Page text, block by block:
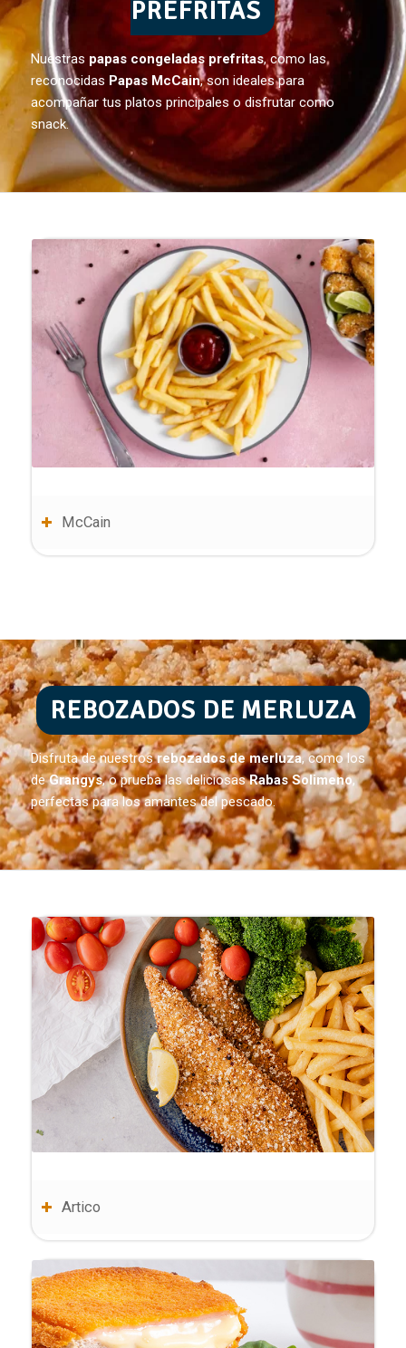
PREFRITAS
Nuestras papas congeladas prefritas, como las
reconocidas Papas McCain, son ideales para
acompañar tus platos principales o disfrutar como
snack.
McCain
REBOZADOS DE MERLUZA
Disfruta de nuestrosrebozados de merluza, como los
deGrangys, o prueba las deliciosasRabas Solimeno,
perfectas para los amantes del pescado.
Artico